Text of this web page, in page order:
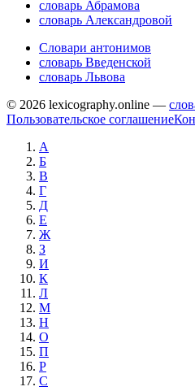
словарь Абрамова
словарь Александровой
Словари антонимов
словарь Введенской
словарь Львова
© 2026 lexicography.online —
Пользовательское соглашение
А
Б
В
Г
Д
Е
Ж
З
И
К
Л
М
Н
О
П
Р
С